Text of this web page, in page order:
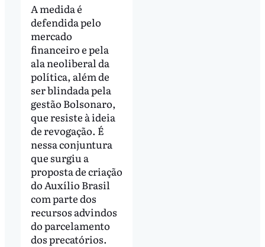
A medida é
defendida pelo
mercado
financeiro e pela
ala neoliberal da
política, além de
ser blindada pela
gestão Bolsonaro,
que resiste à ideia
de revogação. É
nessa conjuntura
que surgiu a
proposta de criação
do Auxílio Brasil
com parte dos
recursos advindos
do parcelamento
dos precatórios.